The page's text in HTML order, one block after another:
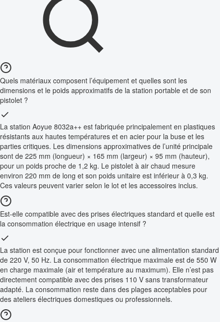
Quels matériaux composent l’équipement et quelles sont les
dimensions et le poids approximatifs de la station portable et de son
pistolet ?
La station Aoyue 8032a++ est fabriquée principalement en plastiques
résistants aux hautes températures et en acier pour la buse et les
parties critiques. Les dimensions approximatives de l’unité principale
sont de 225 mm (longueur) × 165 mm (largeur) × 95 mm (hauteur),
pour un poids proche de 1,2 kg. Le pistolet à air chaud mesure
environ 220 mm de long et son poids unitaire est inférieur à 0,3 kg.
Ces valeurs peuvent varier selon le lot et les accessoires inclus.
Est-elle compatible avec des prises électriques standard et quelle est
la consommation électrique en usage intensif ?
La station est conçue pour fonctionner avec une alimentation standard
de 220 V, 50 Hz. La consommation électrique maximale est de 550 W
en charge maximale (air et température au maximum). Elle n’est pas
directement compatible avec des prises 110 V sans transformateur
adapté. La consommation reste dans des plages acceptables pour
des ateliers électriques domestiques ou professionnels.